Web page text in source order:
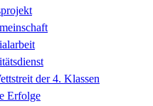
der 4. Klassen
Erfolge